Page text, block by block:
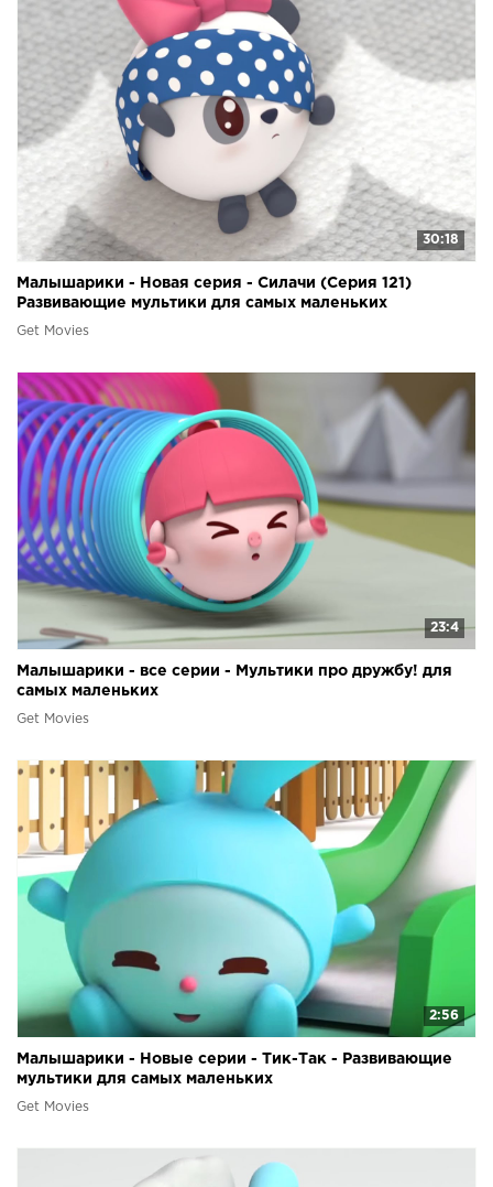
30:18
Малышарики - Новая серия - Силачи (Серия 121)
Развивающие мультики для самых маленьких
Get Movies
23:4
Малышарики - все серии - Мультики про дружбу! для
самых маленьких
Get Movies
2:56
Малышарики - Новые серии - Тик-Так - Развивающие
мультики для самых маленьких
Get Movies